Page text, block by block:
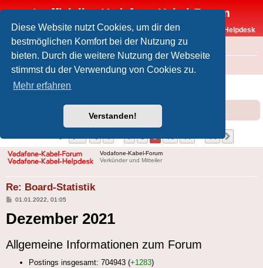
Diese Website nutzt Cookies, um dir den
bestmöglichen Komfort bei der Nutzung zu
bieten. Durch die weitere Nutzung der Webseite
stimmst du der Verwendung von Cookies zu.
Mehr erfahren
Verstanden!
Inoffizielles Vodafone-Kabel-Forum
Vodafone-Kabel-Helpdesk
FAQ
Foren-Übersicht Intern Rund um Forum und Helpdesk
Board-Statistik
Vorherige
1 7 8 9 10 11 14
Vodafone-Kabel-Forum
Verkünder und Mitteiler
Re: Board-Statistik
Beitrag
01.01.2022, 01:05
Dezember 2021
Allgemeine Informationen zum Forum
Postings insgesamt: 704943 (+1283)